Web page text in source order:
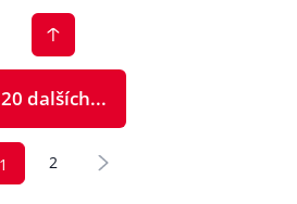
20 dalších...
1 2